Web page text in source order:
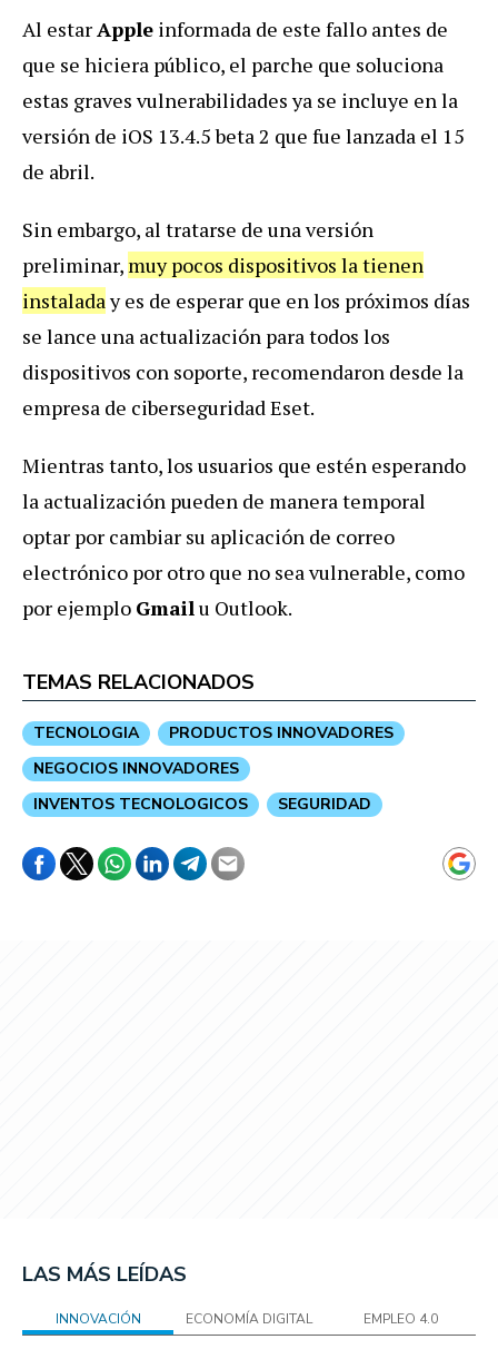
Al estarApple informada de este fallo antes de
que se hiciera público, el parche que soluciona
estas graves vulnerabilidades ya se incluye en la
versión de iOS 13.4.5 beta 2 que fue lanzada el 15
de abril.
Sin embargo, al tratarse de una versión
preliminar, muy pocos dispositivos la tienen
instaladay es de esperar que en los próximos días
se lance una actualización para todos los
dispositivos con soporte, recomendaron desde la
empresa de ciberseguridad Eset.
Mientras tanto, los usuarios que estén esperando
la actualización pueden de manera temporal
optar por cambiar su aplicación de correo
electrónico por otro que no sea vulnerable, como
por ejemplo Gmailu Outlook.
TEMAS RELACIONADOS
TECNOLOGIA
PRODUCTOS INNOVADORES
NEGOCIOS INNOVADORES
INVENTOS TECNOLOGICOS
SEGURIDAD
LAS MÁS LEÍDAS
INNOVACIÓN ECONOMÍA DIGITAL EMPLEO 4.0